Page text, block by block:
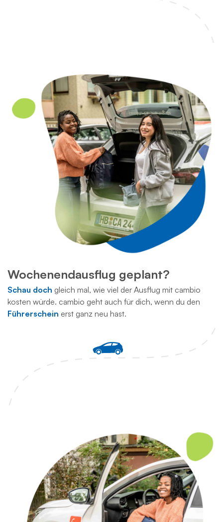
Wochenendausflug geplant?
Schau doch gleich mal, wie viel der Ausflug mit cambio
kosten würde. cambio geht auch für dich, wenn du den
Führerschein erst ganz neu hast.